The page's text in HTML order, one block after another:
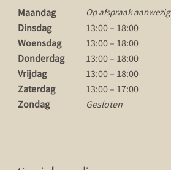
Maandag Op afspraak aanwezig
Dinsdag
13:00 – 18:00
Woensdag
13:00 – 18:00
Donderdag
13:00 – 18:00
Vrijdag
13:00 – 18:00
Zaterdag
13:00 – 17:00
Zondag
Gesloten